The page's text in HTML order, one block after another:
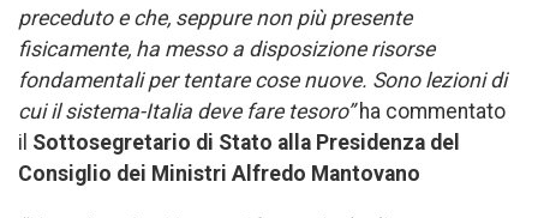
preceduto e che, seppure non più presente
fisicamente, ha messo a disposizione risorse
fondamentali per tentare cose nuove. Sono lezioni di
cui il sistema-Italia deve fare tesoro”ha commentato
il Sottosegretario di Stato alla Presidenza del
Consiglio dei Ministri Alfredo Mantovano